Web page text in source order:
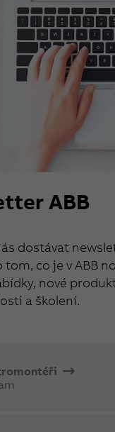
ABB
dostávat
co je v ABB
nové
a školení.